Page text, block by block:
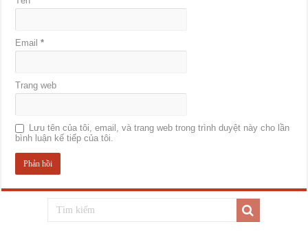
Email*
Trang web
Lưu tên của tôi, email, và trang web trong trình duyệt này cho lần
bình luận kế tiếp của tôi.